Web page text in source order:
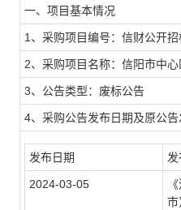
一、项目基本情况
1、采购项目编号：信财公开
2、采购项目名称：信阳市中
3、公告类型：废标公告
4、采购公告发布日期及原公告
发布日期
2024-03-05
市